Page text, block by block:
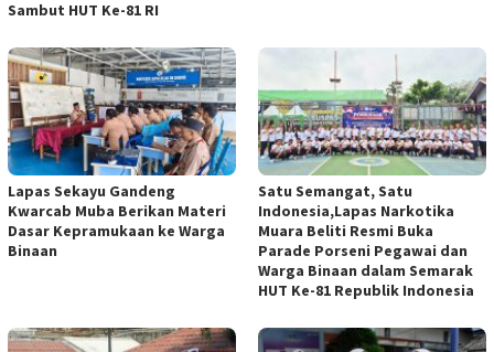
Sambut HUT Ke-81 RI
Lapas Sekayu Gandeng
Kwarcab Muba Berikan Materi
Dasar Kepramukaan ke Warga
Binaan
Satu Semangat, Satu
Indonesia,Lapas Narkotika
Muara Beliti Resmi Buka
Parade Porseni Pegawai dan
Warga Binaan dalam Semarak
HUT Ke-81 Republik Indonesia